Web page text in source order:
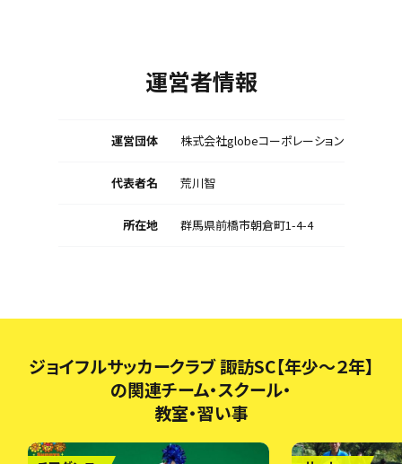
運営者情報
運営団体 株式会社globeコーポレーション
代表者名 荒川智
所在地 群馬県前橋市朝倉町1-4-4
ジョイフルサッカークラブ 諏訪SC【年少～２年】
の関連チーム・スクール・
教室・習い事